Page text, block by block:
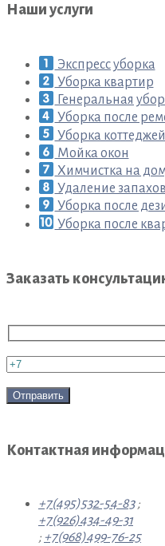
Наши услуги
Экспресс уборка
Уборка квартир
Генеральная
Уборка после
Уборка коттеджей
Мойка окон
Химчистка на
Удаление запахов
Уборка после
Уборка после
Заказать
Контактная
+7(495)532-54-83 ;
+7(926)434-49-31
; +7(968)499-76-25